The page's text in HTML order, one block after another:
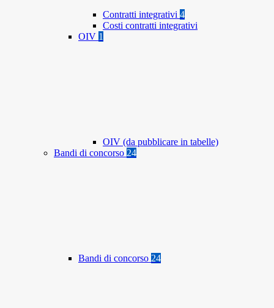
Contratti integrativi 4
Costi contratti integrativi
OIV 1
OIV (da pubblicare in tabelle)
Bandi di concorso 24
Bandi di concorso 24